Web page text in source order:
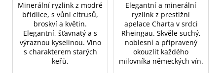
Minerální ryzlink z modré
břidlice, s vůní citrusů,
broskví a květin.
Elegantní, šťavnatý a s
výraznou kyselinou. Víno
s charakterem starých
keřů.
Elegantní a minerální
ryzlink z prestižní
apelace Charta v srdci
Rheingau. Skvěle suchý,
noblesní a připravený
okouzlit každého
milovníka německých vín.